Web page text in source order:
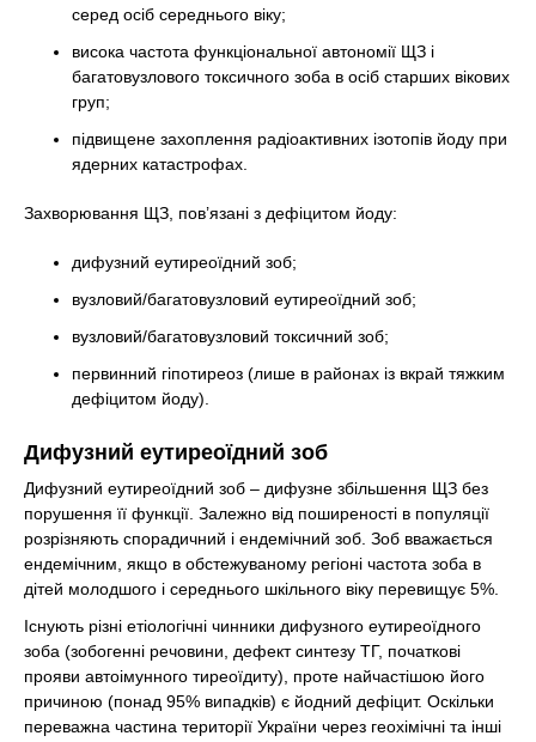
серед осіб середнього віку;
висока частота функціональної автономії ЩЗ і
багатовузлового токсичного зоба в осіб старших вікових
груп;
підвищене захоплення радіоактивних ізотопів йоду при
ядерних катастрофах.
Захворювання ЩЗ, пов’язані з дефіцитом йоду:
дифузний еутиреоїдний зоб;
вузловий/багатовузловий еутиреоїдний зоб;
вузловий/багатовузловий токсичний зоб;
первинний гіпотиреоз (лише в районах із вкрай тяжким
дефіцитом йоду).
Дифузний еутиреоїдний зоб
Дифузний еутиреоїдний зоб – дифузне збільшення ЩЗ без
порушення її функції. Залежно від поширеності в популяції
розрізняють спорадичний і ендемічний зоб. Зоб вважається
ендемічним, якщо в обстежуваному регіоні частота зоба в
дітей молодшого і середнього шкільного віку перевищує 5%.
Існують різні етіологічні чинники дифузного еутиреоїдного
зоба (зобогенні речовини, дефект синтезу ТГ, початкові
прояви автоімунного тиреоїдиту), проте найчастішою його
причиною (понад 95% випадків) є йодний дефіцит. Оскільки
переважна частина території України через геохімічні та інші